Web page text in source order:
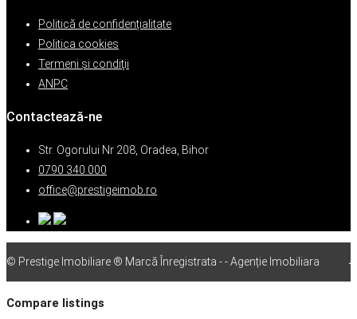
Politică de confidențialitate
Politica cookies
Termeni şi condiţii
ANPC
Contactează-ne
Str. Ogorului Nr 208, Oradea, Bihor
0790 340 000
office@prestigeimob.ro
© Prestige Imobiliare ® Marcă Înregistrata - - Agenție Imobiliara
Compare listings